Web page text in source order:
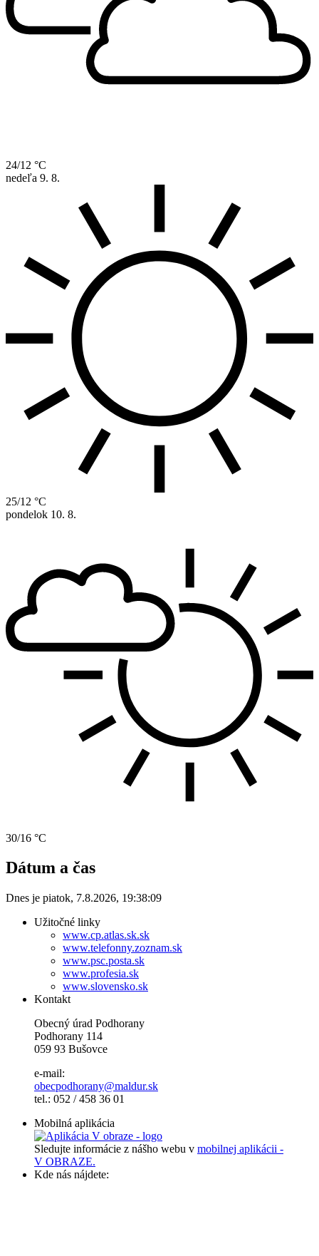
24/12 °C
nedeľa 9. 8.
25/12 °C
pondelok 10. 8.
30/16 °C
Dátum a čas
Dnes je piatok, 7.8.2026, 19:38:09
Užitočné linky
www.cp.atlas.sk.sk
www.telefonny.zoznam.sk
www.psc.posta.sk
www.profesia.sk
www.slovensko.sk
Kontakt
Obecný úrad Podhorany
Podhorany 114
059 93 Bušovce
e-mail:
obecpodhorany@maldur.sk
tel.: 052 / 458 36 01
Mobilná aplikácia
Sledujte informácie z nášho webu v mobilnej aplikácii -
V OBRAZE.
Kde nás nájdete: